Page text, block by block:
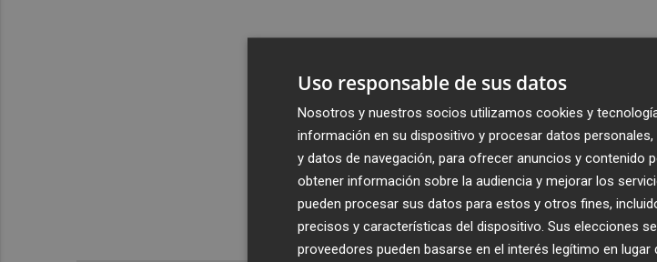
Uso responsable de sus datos
Nosotros y nuestros socios utilizamos cookies y
información en su dispositivo y procesar datos
y datos de navegación, para ofrecer anuncios y contenido
obtener información sobre la audiencia y mejorar los
pueden procesar sus datos para estos y otros fines,
precisos y características del dispositivo. Sus elecciones
proveedores pueden basarse en el interés legítimo en